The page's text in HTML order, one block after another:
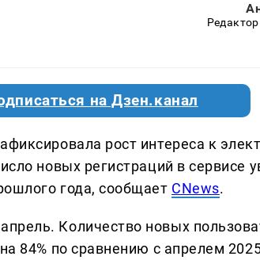
на Дзен.канал
рост интереса к
новых регистраций в сервисе
года, сообщает CNews.
Количество новых
84% по сравнению с апрелем